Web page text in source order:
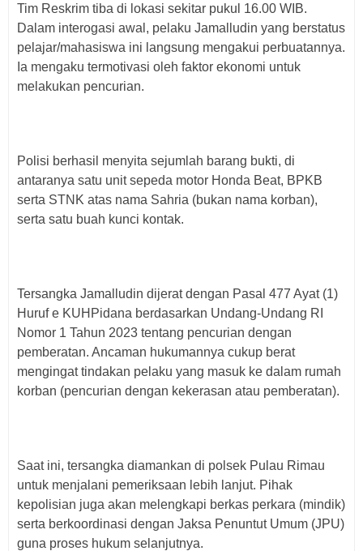
Tim Reskrim tiba di lokasi sekitar pukul 16.00 WIB.
Dalam interogasi awal, pelaku Jamalludin yang berstatus
pelajar/mahasiswa ini langsung mengakui perbuatannya.
Ia mengaku termotivasi oleh faktor ekonomi untuk
melakukan pencurian.
Polisi berhasil menyita sejumlah barang bukti, di
antaranya satu unit sepeda motor Honda Beat, BPKB
serta STNK atas nama Sahria (bukan nama korban),
serta satu buah kunci kontak.
Tersangka Jamalludin dijerat dengan Pasal 477 Ayat (1)
Huruf e KUHPidana berdasarkan Undang-Undang RI
Nomor 1 Tahun 2023 tentang pencurian dengan
pemberatan. Ancaman hukumannya cukup berat
mengingat tindakan pelaku yang masuk ke dalam rumah
korban (pencurian dengan kekerasan atau pemberatan).
Saat ini, tersangka diamankan di polsek Pulau Rimau
untuk menjalani pemeriksaan lebih lanjut. Pihak
kepolisian juga akan melengkapi berkas perkara (mindik)
serta berkoordinasi dengan Jaksa Penuntut Umum (JPU)
guna proses hukum selanjutnya.